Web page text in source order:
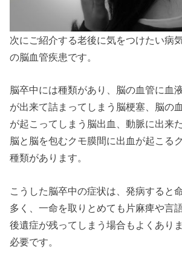
次にご紹介する老後に気をつけたい病
の脳血管疾患です。
脳卒中には種類があり、脳の血管に血
が出来て詰まってしまう脳梗塞、脳の
が起こってしまう脳出血、動脈に出来
脳と脳を包むクモ膜間に出血が起こる
種類があります。
こうした脳卒中の症状は、発病すると
多く、一命を取りとめても片麻痺や言
後遺症が残ってしまう場合もよくあり
必要です。